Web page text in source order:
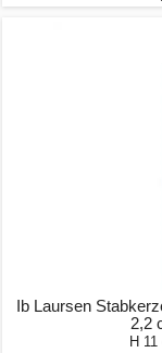
Ib Laursen
2,2
H